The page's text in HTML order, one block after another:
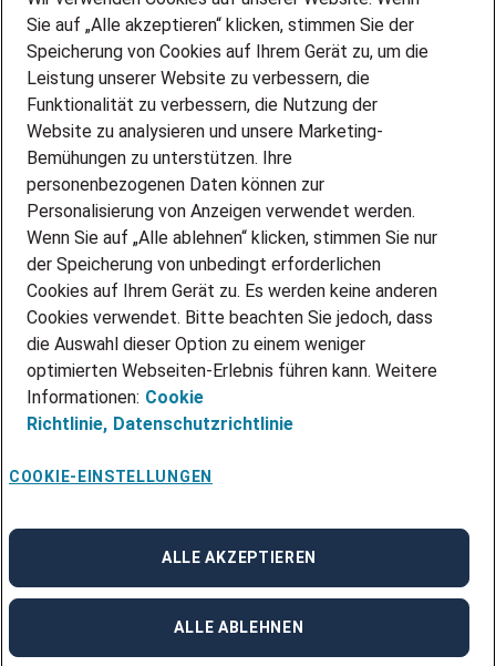
DEINE BERUFSGRUPPE
DEINE LEBENSSITUATION
PARTNERSHIP WITH AIRBUS
INITIATIV BEWERBEN
ÜBER UNS
STANDORTE
BLOG
PRESSE
KONTAKT
@Adecco 2026
IMPRESSUM
DATENSCHUTZ
NUTZUNGSBEDINGUNGEN
COOKIE-RICHTLINIEN
BESCHWERDESTELLE
linkedinFacebook
Instagram
Sie auf „Alle akzeptieren“ klicken, stimmen Sie der
Speicherung von Cookies auf Ihrem Gerät zu, um die
Leistung unserer Website zu verbessern, die
Funktionalität zu verbessern, die Nutzung der
Website zu analysieren und unsere Marketing-
Bemühungen zu unterstützen. Ihre
personenbezogenen Daten können zur
Personalisierung von Anzeigen verwendet werden.
Wenn Sie auf „Alle ablehnen“ klicken, stimmen Sie nur
der Speicherung von unbedingt erforderlichen
Cookies auf Ihrem Gerät zu. Es werden keine anderen
Cookies verwendet. Bitte beachten Sie jedoch, dass
die Auswahl dieser Option zu einem weniger
optimierten Webseiten-Erlebnis führen kann. Weitere
Informationen: Cookie
Richtlinie, Datenschutzrichtlinie
COOKIE-EINSTELLUNGEN
ALLE ABLEHNEN
ALLE AKZEPTIEREN